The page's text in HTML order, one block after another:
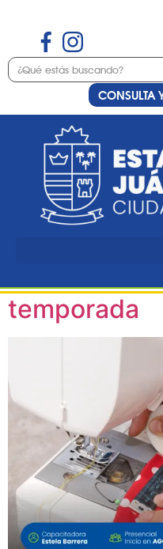
CONSULTA
Etiqueta:
Juárez
temporada